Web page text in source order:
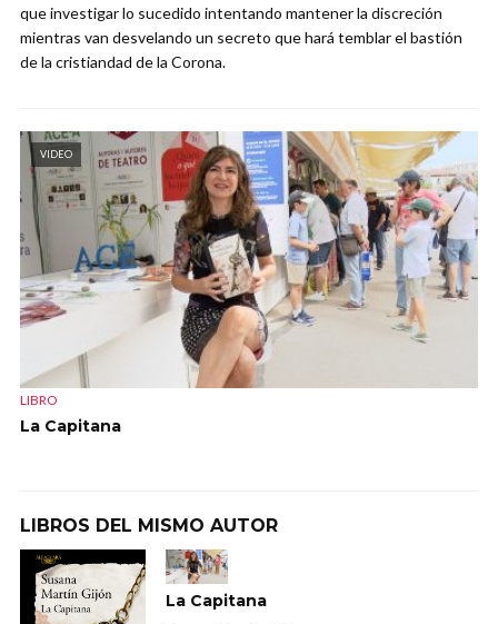
que investigar lo sucedido intentando mantener la discreción
mientras van desvelando un secreto que hará temblar el bastión
de la cristiandad de la Corona.
VIDEO
LIBRO
La Capitana
LIBROS DEL MISMO AUTOR
La Capitana